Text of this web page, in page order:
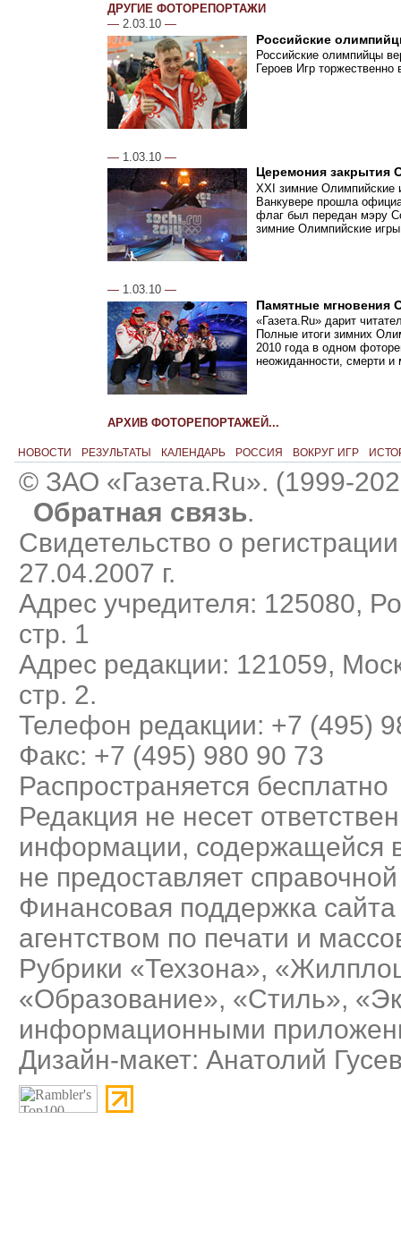
ДРУГИЕ ФОТОРЕПОРТАЖИ
—2.03.10 —
Российские
Российские олимпийцы
Героев Игр
— 1.03.10 —
Церемония закрытия
XXI зимние Олимпийские
Ванкувере прошла
флаг был передан мэру
зимние Олимпийские
— 1.03.10 —
Памятные мгновения
«Газета.Ru» дарит
Полные итоги зимних
2010 года в одном
неожиданности, смерти и
АРХИВ ФОТОРЕПОРТАЖЕЙ...
НОВОСТИ РЕЗУЛЬТАТЫ КАЛЕНДАРЬ РОССИЯ ВОКРУГ ИГР
© ЗАО «Газета.Ru». (1999-
Обратная связь.
Свидетельство о
27.04.2007 г.
Адрес учредителя: 125080,
стр. 1
Адрес редакции: 121059,
стр. 2.
Телефон редакции: +7 (495)
Факс: +7 (495) 980 90 73
Распространяется бесплатно
Редакция не несет
информации, содержащейся
не предоставляет
Финансовая поддержка
агентством по печати и
Рубрики «Техзона»,
«Образование», «Стиль»,
информационными
Дизайн-макет: Анатолий